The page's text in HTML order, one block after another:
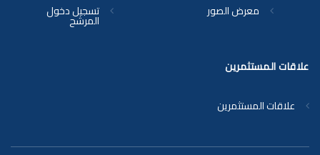
تسجيل دخول
المرشح
معرض الصور
علاقات المستثمرين
علاقات المستثمرين